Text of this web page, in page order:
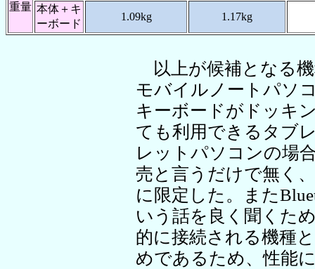
重量 本体＋キ
ーボード
1.09kg 1.17kg
以上が候補となる
モバイルノートパソ
キーボードがドッキ
ても利用できるタブ
レットパソコンの場
売と言うだけで無く
に限定した。また
いう話を良く聞くた
的に接続される機種
めであるため、性能